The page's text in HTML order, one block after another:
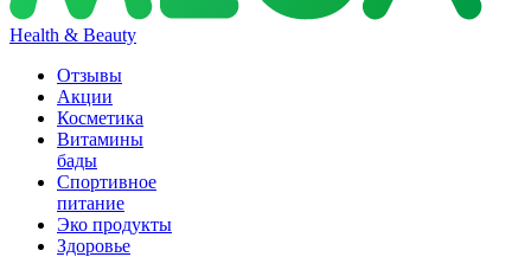
Health & Beauty
Отзывы
Акции
Косметика
Витамины
бады
Спортивное
питание
Эко продукты
Здоровье